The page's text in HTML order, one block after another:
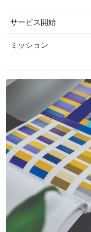
サービス開始
ミッション